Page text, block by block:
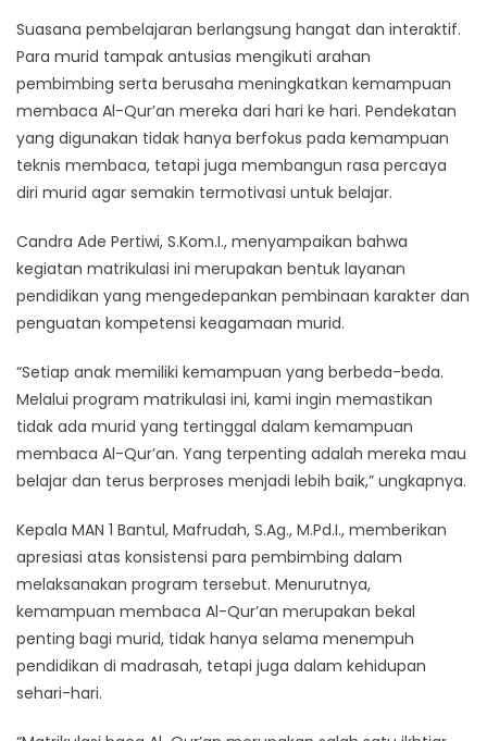
Suasana pembelajaran berlangsung hangat dan interaktif.
Para murid tampak antusias mengikuti arahan
pembimbing serta berusaha meningkatkan kemampuan
membaca Al-Qur’an mereka dari hari ke hari. Pendekatan
yang digunakan tidak hanya berfokus pada kemampuan
teknis membaca, tetapi juga membangun rasa percaya
diri murid agar semakin termotivasi untuk belajar.
Candra Ade Pertiwi, S.Kom.I., menyampaikan bahwa
kegiatan matrikulasi ini merupakan bentuk layanan
pendidikan yang mengedepankan pembinaan karakter dan
penguatan kompetensi keagamaan murid.
“Setiap anak memiliki kemampuan yang berbeda-beda.
Melalui program matrikulasi ini, kami ingin memastikan
tidak ada murid yang tertinggal dalam kemampuan
membaca Al-Qur’an. Yang terpenting adalah mereka mau
belajar dan terus berproses menjadi lebih baik,” ungkapnya.
Kepala MAN 1 Bantul, Mafrudah, S.Ag., M.Pd.I., memberikan
apresiasi atas konsistensi para pembimbing dalam
melaksanakan program tersebut. Menurutnya,
kemampuan membaca Al-Qur’an merupakan bekal
penting bagi murid, tidak hanya selama menempuh
pendidikan di madrasah, tetapi juga dalam kehidupan
sehari-hari.